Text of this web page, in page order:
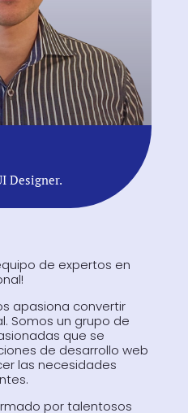
Designer.
de expertos en
apasiona convertir
Somos un grupo de
que se
de desarrollo web
las necesidades
por talentosos